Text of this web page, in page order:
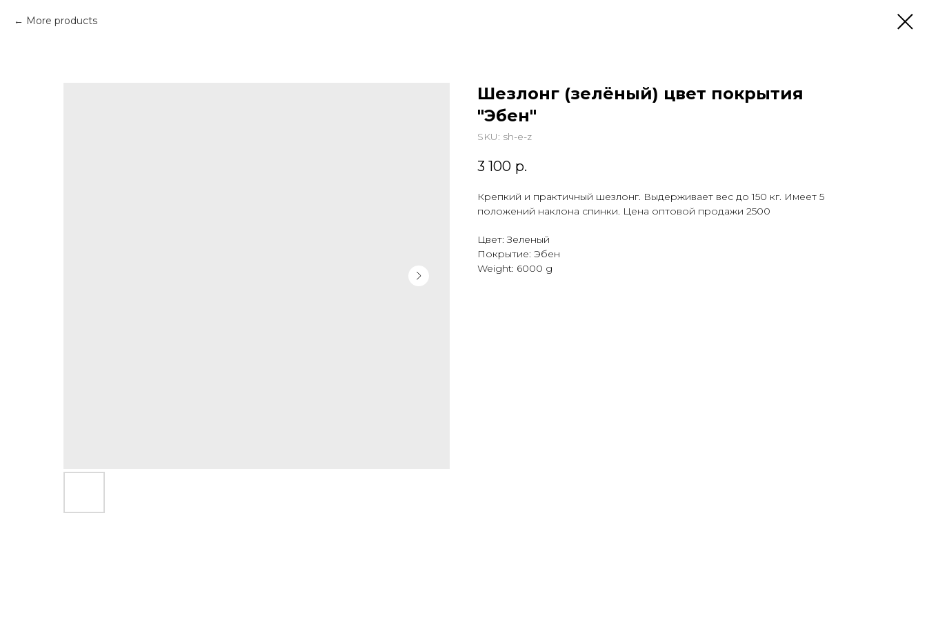
More products
Шезлонг (зелёный) цвет покрытия
"Эбен"
SKU: sh-e-z
3 100 р.
Крепкий и практичный шезлонг. Выдерживает вес до 150 кг. Имеет 5
положений наклона спинки. Цена оптовой продажи 2500
Цвет: Зеленый
Покрытие: Эбен
Weight: 6000 g